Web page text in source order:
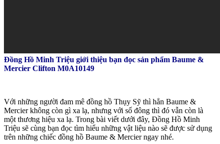
Đồng Hồ Minh Triệu giới thiệu bạn đọc sản phẩm Baume &
Mercier Clifton M0A10149
Với những người đam mê đồng hồ Thụy Sỹ thì hẳn Baume &
Mercier không còn gì xa lạ, nhưng với số đông thì đó vẫn còn là
một thương hiệu xa lạ. Trong bài viết dưới đây, Đồng Hồ Minh
Triệu sẽ cùng bạn đọc tìm hiểu những vật liệu nào sẽ được sử dụng
trên những chiếc đồng hồ Baume & Mercier ngay nhé.